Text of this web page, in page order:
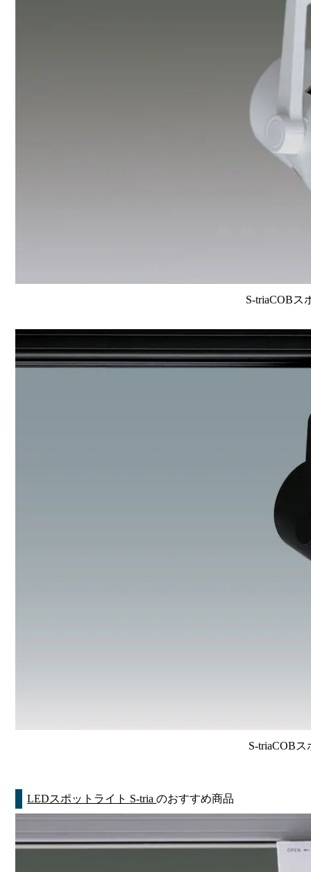
S-triaCOBス
S-triaCOB
LEDスポットライト S-triaのおすすめ商品